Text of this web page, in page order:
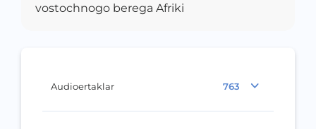
Audioertaklar 763
vostochnogo berega Afriki